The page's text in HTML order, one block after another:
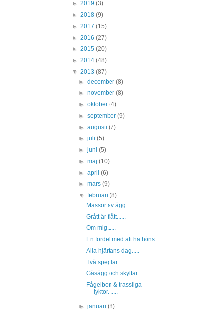
► 2019 (3)
► 2018 (9)
► 2017 (15)
► 2016 (27)
► 2015 (20)
► 2014 (48)
▼ 2013 (87)
►december(8)
►november(8)
►oktober(4)
►september(9)
►augusti(7)
►juli(5)
►juni(5)
►maj(10)
►april(6)
►mars(9)
▼februari(8)
Massor av ägg.......
Grått är flått......
Om mig......
En fördel med att ha höns......
Alla hjärtans dag.....
Två speglar.....
Gåsägg och skyltar......
Fågelbon & trassliga
lyktor.......
►januari(8)